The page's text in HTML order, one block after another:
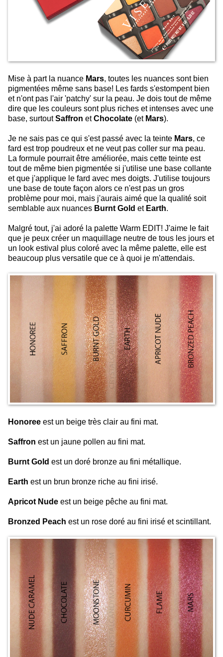
Mise à part la nuance Mars, toutes les nuances sont bien
pigmentées même sans base! Les fards s'estompent bien
et n'ont pas l'air 'patchy' sur la peau. Je dois tout de même
dire que les couleurs sont plus riches et intenses avec une
base, surtoutSaffron etChocolate (et Mars).
Je ne sais pas ce qui s'est passé avec la teinte Mars, ce
fard est trop poudreux et ne veut pas coller sur ma peau.
La formule pourrait être améliorée, mais cette teinte est
tout de même bien pigmentée si j'utilise une base collante
et que j'applique le fard avec mes doigts. J'utilise toujours
une base de toute façon alors ce n'est pas un gros
problème pour moi, mais j'aurais aimé que la qualité soit
semblable aux nuances Burnt Gold et Earth.
Malgré tout, j'ai adoré la palette Warm EDIT! J'aime le fait
que je peux créer un maquillage neutre de tous les jours et
un look estival plus coloré avec la même palette, elle est
beaucoup plus versatile que ce à quoi je m'attendais.
Honoree est un beige très clair au fini mat.
Saffron est un jaune pollen au fini mat.
Burnt Gold est un doré bronze au fini métallique.
Earth est un brun bronze riche au fini irisé.
Apricot Nude est un beige pêche au fini mat.
Bronzed Peach est un rose doré au fini irisé et scintillant.